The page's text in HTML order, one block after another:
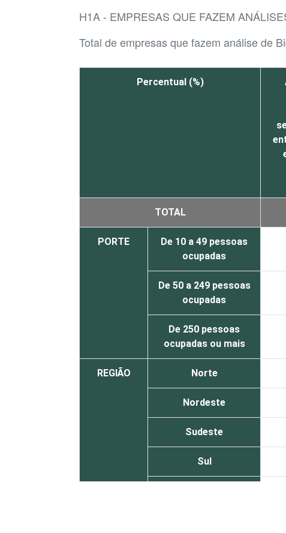
H1A - EMPRESAS QUE FAZEM
Total de empresas que fazem análise de
Percentual (%)
TOTAL
PORTE
De 10 a 49 pessoas
ocupadas
De 50 a 249 pessoas
ocupadas
De 250 pessoas
ocupadas ou mais
REGIÃO Norte
Nordeste
Sudeste
Sul